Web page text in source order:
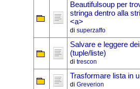
Beautifulsoup per
stringa dentro alla
<a>
di superzaffo
Salvare e leggere
(tuple/liste)
di trescon
Trasformare lista in
di Greverion